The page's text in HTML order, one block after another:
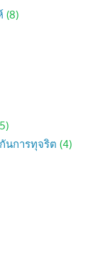
(8)
นการทุจริต (4)